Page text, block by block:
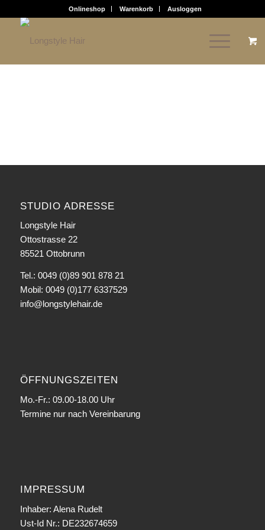
Onlineshop Warenkorb Ausloggen
STUDIO ADRESSE
Longstyle Hair
Ottostrasse 22
85521 Ottobrunn
Tel.: 0049 (0)89 901 878 21
Mobil: 0049 (0)177 6337529
info@longstylehair.de
ÖFFNUNGSZEITEN
Mo.-Fr.: 09.00-18.00 Uhr
Termine nur nach Vereinbarung
IMPRESSUM
Inhaber: Alena Rudelt
Ust-Id Nr.: DE232674659